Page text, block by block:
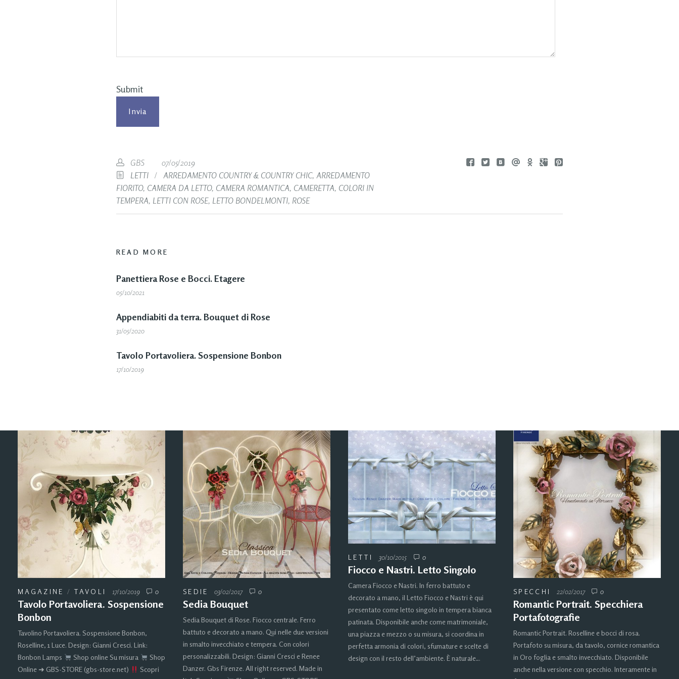
Submit
GBS
07/05/2019
LETTI/ ARREDAMENTO COUNTRY & COUNTRY CHIC, ARREDAMENTO
FIORITO, CAMERA DA LETTO, CAMERA ROMANTICA, CAMERETTA, COLORI IN
TEMPERA, LETTI CON ROSE, LETTO BONDELMONTI, ROSE
READ MORE
Panettiera Rose e Bocci. Etagere
05/10/2021
Appendiabiti da terra. Bouquet di Rose
31/05/2020
Tavolo Portavoliera. Sospensione Bonbon
17/10/2019
MAGAZINE /TAVOLI 17/10/2019 0
Tavolo Portavoliera. Sospensione
Bonbon
Tavolino Portavoliera. Sospensione Bonbon,
Roselline, 1 Luce. Design: Gianni Cresci. Link:
Bonbon Lamps
Shop online Su misura
Shop
Online ➜ GBS-STORE (gbs-store.net)
Scopri
SEDIE 03/02/2017 0
Sedia Bouquet
Sedia Bouquet di Rose. Fiocco centrale. Ferro
battuto e decorato a mano. Qui nelle due versioni
in smalto invecchiato e tempera. Con colori
personalizzabili. Design: Gianni Cresci e Renee
Danzer. Gbs Firenze. All right reserved. Made in
LETTI 30/10/2015 0
Fiocco e Nastri. Letto Singolo
Camera Fiocco e Nastri. In ferro battuto e
decorato a mano, il Letto Fiocco e Nastri è qui
presentato come letto singolo in tempera bianca
patinata. Disponibile anche come matrimoniale,
una piazza e mezzo o su misura, si coordina in
perfetta armonia di colori, sfumature e scelte di
design con il resto dell’ambiente. È naturale…
SPECCHI 22/02/2017 0
Romantic Portrait. Specchiera
Portafotografie
Romantic Portrait. Roselline e bocci di rosa.
Portafoto su misura, da tavolo, cornice romantica
in Oro foglia e smalto invecchiato. Disponibile
anche nella versione con specchio. Interamente in